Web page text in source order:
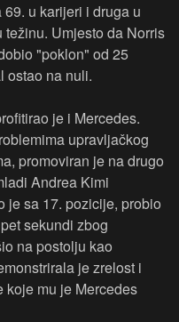
u karijeri i druga u
Umjesto da Norris
"poklon" od 25
ostao na nuli.
je i Mercedes.
upravljačkog
promoviran je na drugo
Andrea Kimi
je sa 17. pozicije, probio
sekundi zbog
na postolju kao
je zrelost i
koje mu je Mercedes